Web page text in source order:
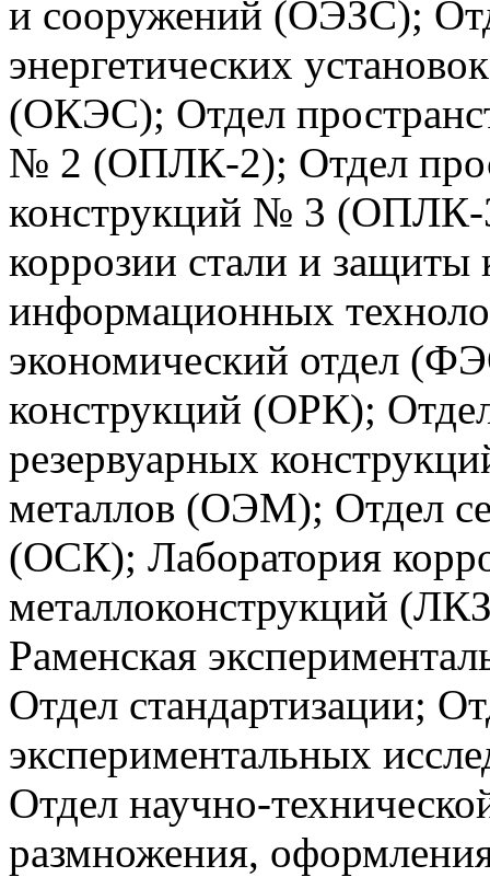
и сооружений (ОЭЗС);
энергетических
(ОКЭС); Отдел
№ 2 (ОПЛК-2); Отдел
конструкций № 3 (ОПЛК-
коррозии стали и
информационных
экономический отдел
конструкций (ОРК);
резервуарных
металлов (ОЭМ); Отдел
(ОСК); Лаборатория
металлоконструкций
Раменская
Отдел стандартизации;
экспериментальных
Отдел научно-
размножения,